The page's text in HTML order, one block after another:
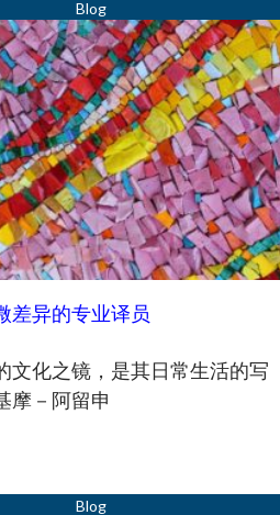
差异的专业译员
文化之镜，是其日常生活的写
摩－阿留申